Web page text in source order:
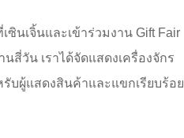
ซินเจิ้นและเข้าร่วมงาน Gift Fair
สี่วัน เราได้จัดแสดงเครื่องจักร
บผู้แสดงสินค้าและแขกเรียบร้อย